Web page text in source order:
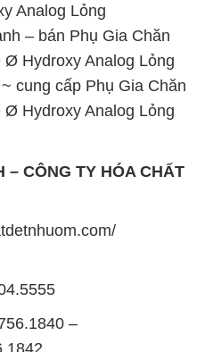
Analog Lỏng
– bán Phụ Gia Chăn
Hydroxy Analog Lỏng
cung cấp Phụ Gia Chăn
Hydroxy Analog Lỏng
– CÔNG TY HÓA CHẤT
–